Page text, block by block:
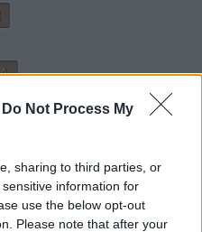
Do Not Process My
sharing to third parties, or
information for
use the below opt-out
Please note that after your
A